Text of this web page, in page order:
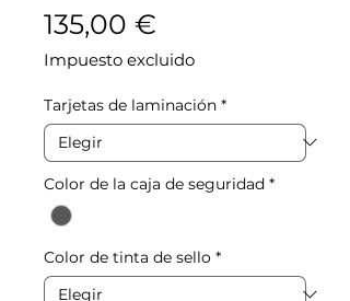
135,00 €
Impuesto excluido
Tarjetas de laminación *
Color de la caja de seguridad *
Color de tinta de sello *